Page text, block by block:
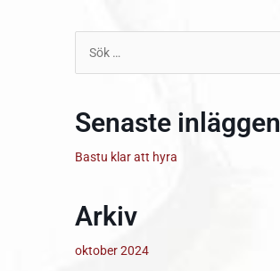
Sök
efter:
Senaste inläggen
Bastu klar att hyra
Arkiv
oktober 2024